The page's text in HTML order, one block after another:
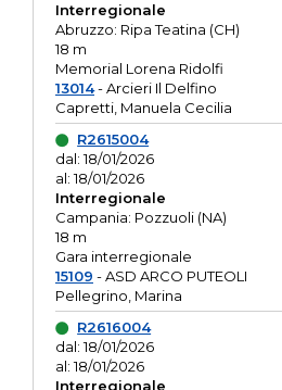
Interregionale
Abruzzo: Ripa Teatina (CH)
18 m
Memorial Lorena Ridolfi
13014- Arcieri Il Delfino
Capretti, Manuela Cecilia
R2615004
dal: 18/01/2026
al: 18/01/2026
Interregionale
Campania: Pozzuoli (NA)
18 m
Gara interregionale
15109 - ASD ARCO PUTEOLI
Pellegrino, Marina
R2616004
dal: 18/01/2026
al: 18/01/2026
Interregionale